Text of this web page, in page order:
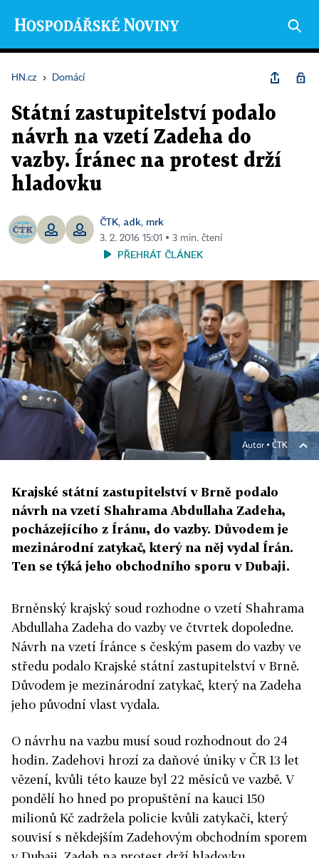
HN.cz › Domácí
Státní zastupitelství podalo
návrh na vzetí Zadeha do
vazby. Íránec na protest drží
hladovku
ČTK, adk, mrk
3. 2. 2016 15:01 ▪ 3 min. čtení
PŘEHRÁT ČLÁNEK
Autor ▪ ČTK
Krajské státní zastupitelství v Brně podalo
návrh na vzetí Shahrama Abdullaha Zadeha,
pocházejícího z Íránu, do vazby. Důvodem je
mezinárodní zatykač, který na něj vydal Írán.
Ten se týká jeho obchodního sporu v Dubaji.
Brněnský krajský soud rozhodne o vzetí Shahrama
Abdullaha Zadeha do vazby ve čtvrtek dopoledne.
Návrh na vzetí Íránce s českým pasem do vazby ve
středu podalo Krajské státní zastupitelství v Brně.
Důvodem je mezinárodní zatykač, který na Zadeha
jeho původní vlast vydala.
O návrhu na vazbu musí soud rozhodnout do 24
hodin. Zadehovi hrozí za daňové úniky v ČR 13 let
vězení, kvůli této kauze byl 22 měsíců ve vazbě. V
pondělí ho hned po propuštění na kauci 150
milionů Kč zadržela policie kvůli zatykači, který
souvisí s někdejším Zadehovým obchodním sporem